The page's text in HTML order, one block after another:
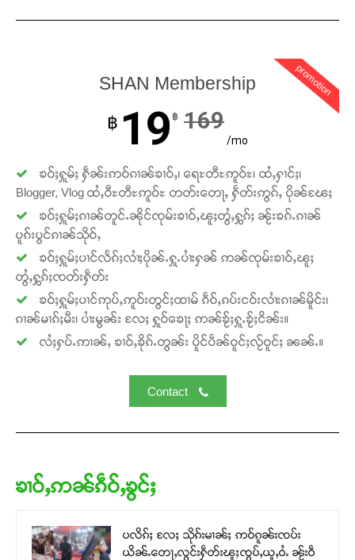
Support SHAN
တႃႇႁႂ်ႈသဵင်ၵၢင်ၸႂ်ၵူၼ်းမိူင်း ၵူႈတီႈၵူႈလႅၼ်ပေႃးတေၸွ
တ်ႇ တူဝ်ႈလုမ်ႈၾႃႉၼၼ်ႉ ၶဝ်ႈႁူမ်ႈၵမ်ႉထႅမ် ၸုမ်းၶၢ
promotion
SHAN Membership
฿ 19 ฿ 169
/mo
ၶဝ်ႈႁူမ်ႈ ႁဵၼ်းဢဝ်ၵၢၼ်ၶၢဝ်ႇ၊ ရေႊတီႊဢူဝ်ႊ၊ ထႆႇႁၢင်ႈ၊
Blogger, Vlog ထႆႇဝီႊတီႊဢူဝ်ႊ တတ်းတေႃႇ ႁဵတ်းဢွၵ်ႇ ပိုၼ်ၽႄႈ
ၶဝ်ႈႁူမ်ႈၵၢၼ်တူင်ႉၼိုင်ၸုမ်းၶၢဝ်ႇၽူႈတွႆႇႁွၵ်ႈ ၼႂ်းၶၵ်ႉၵၢၼ်
ပူၵ်းပွင်ၵၢၼ်သိုဝ်ႇ
ၶဝ်ႈႁူမ်ႈပၢင်လႅၵ်ႈလၢႆႈပိုၼ်ႉႁူႉပၢႆးႁၼ် ဢၼ်ၸုမ်းၶၢဝ်ႇၽူႈ
တွႆႇႁွၵ်ႈၸတ်းႁဵတ်း
ၶဝ်ႈႁူမ်ႈပၢင်ဢုပ်ႇဢူဝ်းတွင်ႈထၢမ် ၵဵဝ်ႇၵပ်းငဝ်းလၢႆးၵၢၼ်မိူင်း၊
ၵၢၼ်မၢၵ်ႈမီး၊ ပၢႆးမွၼ်း လႄႈ ႁူဝ်ၶေႃႈ ဢၼ်ၶႂ်ႈႁူႉၶႂ်ႈငိၼ်း။
လႆႈႁပ်ႉဢၢၼ်ႇ ၶၢဝ်ႇၶိုၵ်ႉတွၼ်း ပိူင်ပဵၼ်ဝူင်ႈလႂ်ဝူင်ႈ ၼၼ်ႉ။
Contact
ၶၢဝ်ႇဢၼ်ၵဵဝ်ႇၶွင်ႈ
ပလိၵ်ႈ လႄႈ သိုၵ်းမၢၼ်ႈ ဢဝ်ၵူၼ်းၸပ်း
ယိၼ်ႉတေႃႇလွင်းႁဵတ်းၽူႈၸွပ်ႇယူႇဝႆႉ ၼႂ်းဝဵ